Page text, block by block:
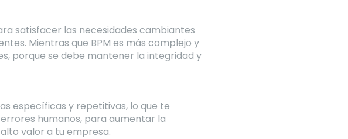
satisfacer las necesidades cambiantes
Mientras que BPM es más complejo y
porque se debe mantener la integridad y
específicas y repetitivas, lo que te
humanos, para aumentar la
valor a tu empresa.